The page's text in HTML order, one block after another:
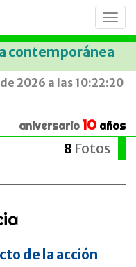
contemporánea
2026 a las 10:22:20
aniversario 10 años
8 Fotos
de la acción